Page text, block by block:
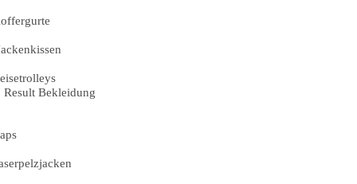
Result Bekleidung